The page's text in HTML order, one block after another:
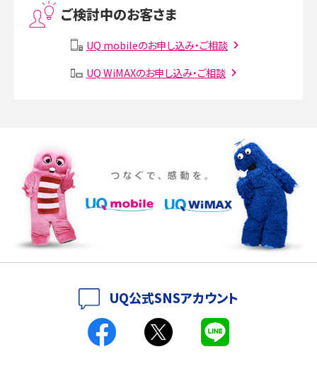
Instagram（インスタグラム）でスクショするとバレる？バレるケースや撮り方も解
SMSとは？料金やできること、注意点や届かない時の対処法を解説
iPhone 16eとiPhone SE（第3世代）の違いは？サイズやスペックを比較して解説
iPhone 16eとiPhone 14を徹底比較！スペック・機能の違いをわかりやすく紹介
iPhone 16シリーズのモデルを比較！価格・サイズ・カメラ性能の違いを徹底解説
iPhone 16とiPhone 15の違いは？カメラ・スペック・機能を徹底比較
スマホが高い理由は？購入費用を抑える方法や端末を選ぶ時の注意点を解説！
ご検討中のお客さま
UQ mobileのお申し込み・ご相談
UQ WiMAXのお申し込み・ご相談
UQ公式SNSアカウント